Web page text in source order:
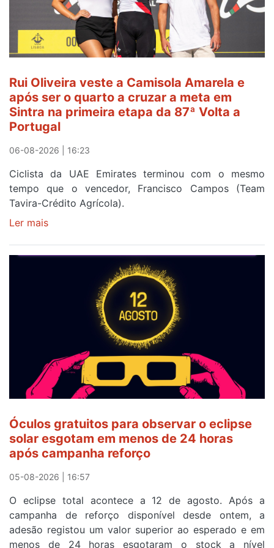
Rui Oliveira veste a Camisola Amarela e
após ser o quarto a cruzar a meta em
Sintra na primeira etapa da 87ª Volta a
Portugal
06-08-2026 | 16:23
Ciclista da UAE Emirates terminou com o mesmo
tempo que o vencedor, Francisco Campos (Team
Tavira-Crédito Agrícola).
Ler mais
Oliveira
ser
o
quarto
a
a
meta
em
Sintra
primeira
etapa
da
Óculos gratuitos para observar o eclipse
solar esgotam em menos de 24 horas
após campanha reforço
05-08-2026 | 16:57
O eclipse total acontece a 12 de agosto. Após a
campanha de reforço disponível desde ontem, a
adesão registou um valor superior ao esperado e em
menos de 24 horas esgotaram o stock a nível